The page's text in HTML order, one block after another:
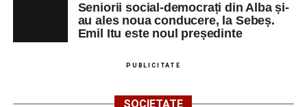
Seniorii social-democrați din Alba și-
au ales noua conducere, la Sebeș.
Emil Itu este noul președinte
PUBLICITATE
SOCIETATE